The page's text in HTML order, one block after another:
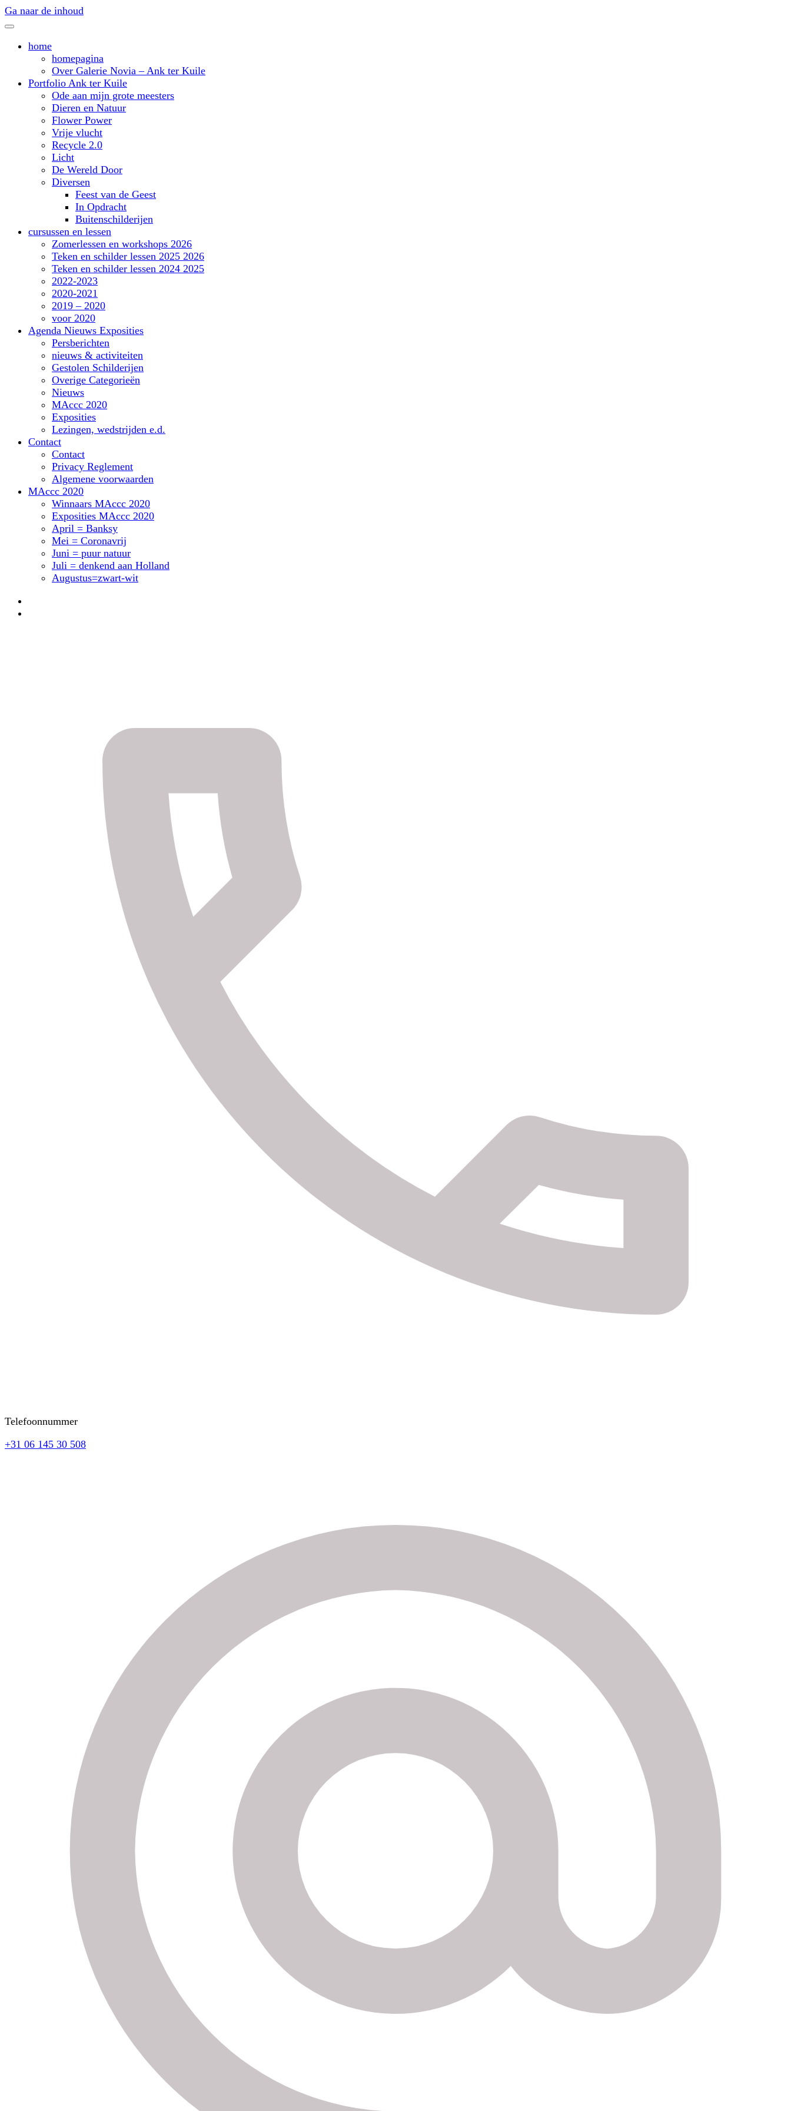
Ga naar de inhoud
home
homepagina
Over Galerie Novia – Ank ter Kuile
Portfolio Ank ter Kuile
Ode aan mijn grote meesters
Dieren en Natuur
Flower Power
Vrije vlucht
Recycle 2.0
Licht
De Wereld Door
Diversen
Feest van de Geest
In Opdracht
Buitenschilderijen
cursussen en lessen
Zomerlessen en workshops 2026
Teken en schilder lessen 2025 2026
Teken en schilder lessen 2024 2025
2022-2023
2020-2021
2019 – 2020
voor 2020
Agenda Nieuws Exposities
Persberichten
nieuws & activiteiten
Gestolen Schilderijen
Overige Categorieën
Nieuws
MAccc 2020
Exposities
Lezingen, wedstrijden e.d.
Contact
Contact
Privacy Reglement
Algemene voorwaarden
MAccc 2020
Winnaars MAccc 2020
Exposities MAccc 2020
April = Banksy
Mei = Coronavrij
Juni = puur natuur
Juli = denkend aan Holland
Augustus=zwart-wit
Telefoonnummer
+31 06 145 30 508